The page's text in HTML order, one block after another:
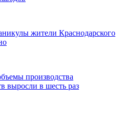
жители Краснодарского
производства
выросли в шесть раз